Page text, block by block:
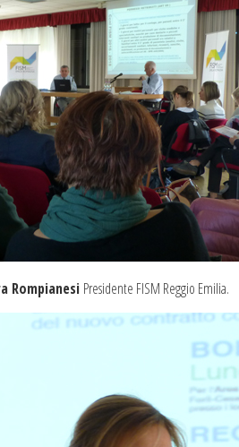
Rompianesi Presidente FISM Reggio Emilia.